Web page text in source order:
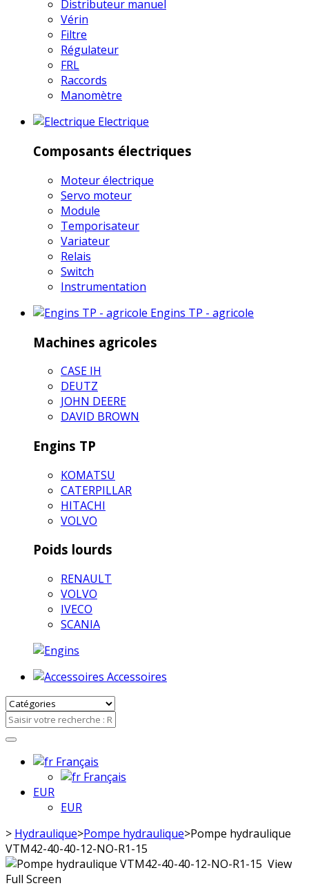
Distributeur manuel
Vérin
Filtre
Régulateur
FRL
Raccords
Manomètre
Electrique
Composants électriques
Moteur électrique
Servo moteur
Module
Temporisateur
Variateur
Relais
Switch
Instrumentation
Engins TP - agricole
Machines agricoles
CASE IH
DEUTZ
JOHN DEERE
DAVID BROWN
Engins TP
KOMATSU
CATERPILLAR
HITACHI
VOLVO
Poids lourds
RENAULT
VOLVO
IVECO
SCANIA
Accessoires
Français
Français
EUR
EUR
> Hydraulique>Pompe hydraulique>Pompe hydraulique
VTM42-40-40-12-NO-R1-15
View
Full Screen